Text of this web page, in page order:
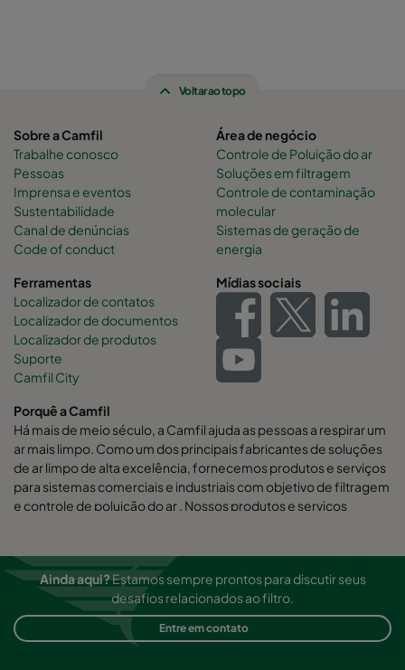
Voltar ao topo
Sobre a Camfil
Trabalhe conosco
Pessoas
Imprensa e eventos
Sustentabilidade
Canal de denúncias
Code of conduct
Área de negócio
Controle de Poluição do ar
Soluções em filtragem
Controle de contaminação
molecular
Sistemas de geração de
energia
Ferramentas
Localizador de contatos
Localizador de documentos
Localizador de produtos
Suporte
Camfil City
Mídias sociais
Porquê a Camfil
Há mais de meio século, a Camfil ajuda as pessoas a respirar um
ar mais limpo. Como um dos principais fabricantes de soluções
de ar limpo de alta excelência, fornecemos produtos e serviços
para sistemas comerciais e industriais com objetivo de filtragem
e controle de poluição do ar . Nossos produtos e serviços
e beneficiando a saúde humana e o meio ambiente.
Acreditamos firmemente que nossas soluções são as de melhor
custo benefício para nossos clientes.
Ainda aqui?Estamos sempre prontos para discutir seus
desafios relacionados ao filtro.
Entre em contato